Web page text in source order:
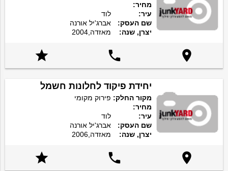
מחיר:
עיר:
לוד
שם העסק:
אברג'יל אורנה
יצרן, שנה:
מאזדה,2004



יחידת פיקוד לחלונות חשמל
מקור החלק: פירוק מקומי
מחיר:
עיר:
לוד
שם העסק:
אברג'יל אורנה
יצרן, שנה:
מאזדה,2006


